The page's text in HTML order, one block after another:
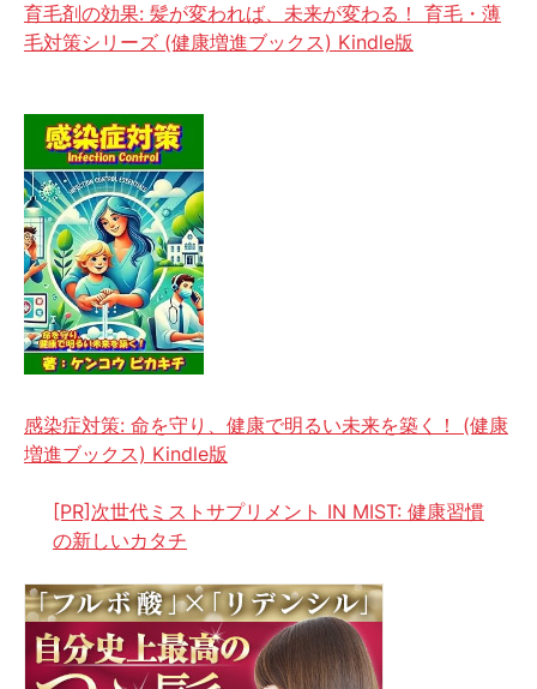
ン
育毛剤の効果: 髪が変われば、未来が変わる！ 育毛・薄
毛対策シリーズ (健康増進ブックス) Kindle版
感染症対策: 命を守り、健康で明るい未来を築く！ (健康
増進ブックス) Kindle版
[PR]次世代ミストサプリメント IN MIST: 健康習慣
の新しいカタチ